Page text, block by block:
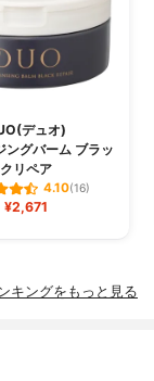
デュオ)
ングバーム ブラッ
クリペア
4.10(16)
¥2,671
キングをもっと見る